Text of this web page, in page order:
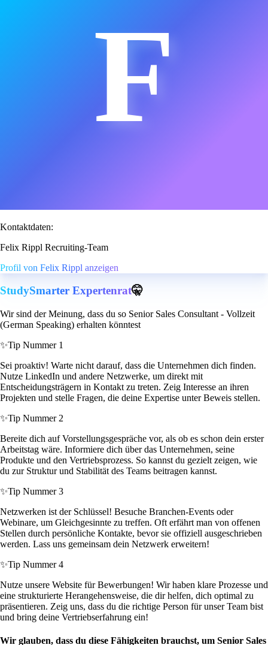
F
Kontaktdaten:
Felix Rippl Recruiting-Team
Profil von Felix Rippl anzeigen
StudySmarter Expertenrat🤫
Wir sind der Meinung, dass du so Senior Sales Consultant - Vollzeit
(German Speaking) erhalten könntest
✨Tip Nummer 1
Sei proaktiv! Warte nicht darauf, dass die Unternehmen dich finden.
Nutze LinkedIn und andere Netzwerke, um direkt mit
Entscheidungsträgern in Kontakt zu treten. Zeig Interesse an ihren
Projekten und stelle Fragen, die deine Expertise unter Beweis stellen.
✨Tip Nummer 2
Bereite dich auf Vorstellungsgespräche vor, als ob es schon dein erster
Arbeitstag wäre. Informiere dich über das Unternehmen, seine
Produkte und den Vertriebsprozess. So kannst du gezielt zeigen, wie
du zur Struktur und Stabilität des Teams beitragen kannst.
✨Tip Nummer 3
Netzwerken ist der Schlüssel! Besuche Branchen-Events oder
Webinare, um Gleichgesinnte zu treffen. Oft erfährt man von offenen
Stellen durch persönliche Kontakte, bevor sie offiziell ausgeschrieben
werden. Lass uns gemeinsam dein Netzwerk erweitern!
✨Tip Nummer 4
Nutze unsere Website für Bewerbungen! Wir haben klare Prozesse und
eine strukturierte Herangehensweise, die dir helfen, dich optimal zu
präsentieren. Zeig uns, dass du die richtige Person für unser Team bist
und bring deine Vertriebserfahrung ein!
Wir glauben, dass du diese Fähigkeiten brauchst, um Senior Sales